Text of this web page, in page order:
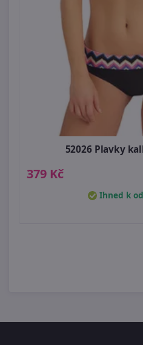
52026 Plavky
379 Kč
Ihned k